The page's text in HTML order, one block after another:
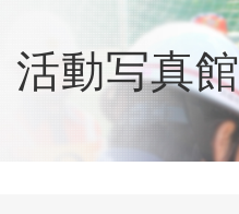
活動写真館